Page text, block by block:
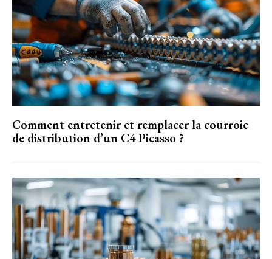
Comment entretenir et remplacer la courroie
de distribution d’un C4 Picasso ?